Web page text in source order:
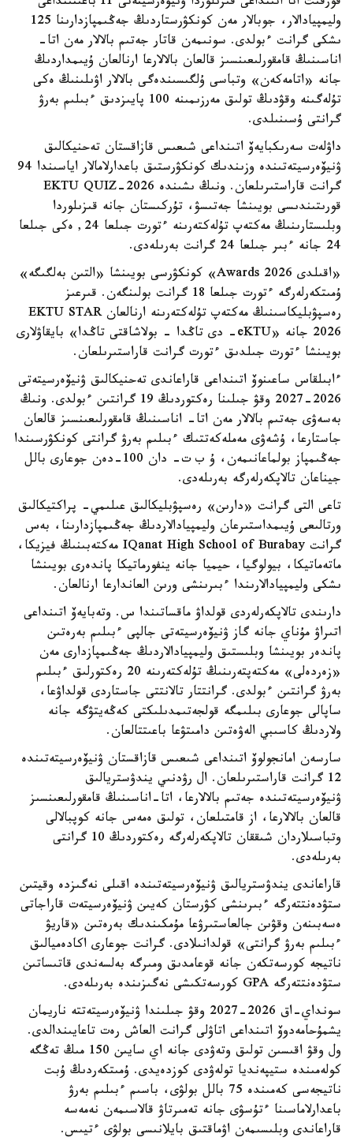
وليمپيادالار، جوبالار مەن كونكۋرستاردىڭ جەڭىمپازدارىنا 125
ىشكى گرانت ءبولدى. سونىمەن قاتار جەتىم بالالار مەن اتا-
اناسىنىڭ قامقورلىعىنسىز قالعان بالالارعا ارنالعان ۇيىمداردىڭ
جانە «اتامەكەن» وتباسى ۇلگىسىندەگى بالالار اۋىلىنىڭ ەكى
تۇلەگىنە وقۋدىڭ تولىق مەرزىمىنە 100 پايىزدىق ءبىلىم بەرۋ
گرانتى ۇسىنىلدى.
داۋلەت سەرىكبايەۆ اتىنداعى شىعىس قازاقستان تەحنيكالىق
ۋنيۆەرسيتەتىندە وزىندىك كونكۋرستىق باعدارلامالار اياسىندا 94
گرانت قاراستىرىلعان. ونىڭ ىشىندە EKTU QUIZ-2026
قورىتىندىسى بويىنشا جەتىسۋ، تۇركىستان جانە قىزىلوردا
وبلىستارىنىڭ مەكتەپ تۇلەكتەرىنە ءتورت جىلعا 24, ەكى جىلعا
24 جانە ءبىر جىلعا 24 گرانت بەرىلەدى.
«اقىلدى Awards 2026» كونكۋرسى بويىنشا «التىن بەلگىگە»
ۇمىتكەرلەرگە ءتورت جىلعا 18 گرانت بولىنگەن. قىرعىز
رەسپۋبليكاسىنىڭ مەكتەپ تۇلەكتەرىنە ارنالعان EKTU STAR
2026 جانە «eKTU- دى تاڭدا - بولاشاقتى تاڭدا» بايقاۋلارى
بويىنشا ءتورت جىلدىق ءتورت گرانت قاراستىرىلعان.
ءابىلقاس ساعىنوۆ اتىنداعى قاراعاندى تەحنيكالىق ۋنيۆەرسيتەتى
2026-2027 وقۋ جىلىنا رەكتوردىڭ 19 گرانتىن ءبولدى. ونىڭ
بەسەۋى جەتىم بالالار مەن اتا- اناسىنىڭ قامقورلىعىنسىز قالعان
جاستارعا، ۇشەۋى مەملەكەتتىك ءبىلىم بەرۋ گرانتى كونكۋرسىندا
جەڭىمپاز بولماعانىمەن، ۇ ب ت- دان 100-دەن جوعارى بالل
جيناعان تالاپكەرلەرگە بەرىلەدى.
تاعى التى گرانت «دارىن» رەسپۋبليكالىق عىلىمي- پراكتيكالىق
ورتالىعى ۇيىمداستىرعان وليمپيادالاردىڭ جەڭىمپازدارىنا، بەس
گرانت IQanat High School of Burabay مەكتەبىنىڭ فيزيكا،
ماتەماتيكا، بيولوگيا، حيميا جانە ينفورماتيكا پاندەرى بويىنشا
ىشكى وليمپيادالارىندا ءبىرىنشى ورىن العاندارعا ارنالعان.
دارىندى تالاپكەرلەردى قولداۋ ماقساتىندا س. وتەبايەۆ اتىنداعى
اتىراۋ مۇناي جانە گاز ۋنيۆەرسيتەتى جالپى ءبىلىم بەرەتىن
پاندەر بويىنشا وبلىستىق وليمپيادالاردىڭ جەڭىمپازدارى مەن
«زەردەلى» مەكتەپتەرىنىڭ تۇلەكتەرىنە 20 رەكتورلىق ءبىلىم
بەرۋ گرانتىن ءبولدى. گرانتتار تالانتتى جاستاردى قولداۋعا،
ساپالى جوعارى بىلىمگە قولجەتىمدىلىكتى كەڭەيتۋگە جانە
ولاردىڭ كاسىبي الەۋەتىن دامىتۋعا باعىتتالعان.
سارسەن امانجولوۆ اتىنداعى شىعىس قازاقستان ۋنيۆەرسيتەتىندە
12 گرانت قاراستىرىلعان. ال رۋدنىي يندۋستريالىق
ۋنيۆەرسيتەتىندە جەتىم بالالارعا، اتا-اناسىنىڭ قامقورلىعىنسىز
قالعان بالالارعا، از قامتىلعان، تولىق ەمەس جانە كوپبالالى
وتباسىلاردان شىققان تالاپكەرلەرگە رەكتوردىڭ 10 گرانتى
بەرىلەدى.
قاراعاندى يندۋستريالىق ۋنيۆەرسيتەتىندە اقىلى نەگىزدە وقيتىن
ستۋدەنتتەرگە ءبىرىنشى كۋرستان كەيىن ۋنيۆەرسيتەت قاراجاتى
ەسەبىنەن وقۋىن جالعاستىرۋعا مۇمكىندىك بەرەتىن «قاريۋ
ءبىلىم بەرۋ گرانتى» قولدانىلادى. گرانت جوعارى اكادەميالىق
ناتيجە كورسەتكەن جانە قوعامدىق ومىرگە بەلسەندى قاتىساتىن
ستۋدەنتتەرگە GPA كورسەتكىشى نەگىزىندە بەرىلەدى.
سونداي-اق 2026-2027 وقۋ جىلىندا ۋنيۆەرسيتەتتە ناريمان
يشمۇحامەدوۆ اتىنداعى اتاۋلى گرانت العاش رەت تاعايىندالدى.
ول وقۋ اقىسىن تولىق وتەۋدى جانە اي سايىن 150 مىڭ تەڭگە
كولەمىندە ستيپەنديا تولەۋدى كوزدەيدى. ۇمىتكەردىڭ ۇبت
ناتيجەسى كەمىندە 75 بالل بولۋى، باسىم ءبىلىم بەرۋ
باعدارلاماسىنا ءتۇسۋى جانە تەمىرتاۋ قالاسىمەن نەمەسە
قاراعاندى وبلىسىمەن اۋماقتىق بايلانىسى بولۋى ءتيىس.